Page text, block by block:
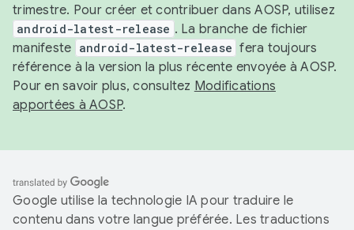
trimestre. Pour créer et contribuer dans AOSP, utilisez
android-latest-release . La branche de fichier
manifeste android-latest-release fera toujours
référence à la version la plus récente envoyée à AOSP.
Pour en savoir plus, consultez Modifications
apportées à AOSP.
Google utilise la technologie IA pour traduire le
contenu dans votre langue préférée. Les traductions